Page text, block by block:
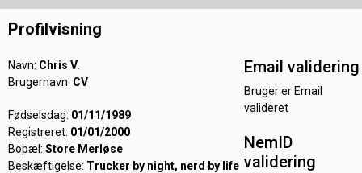
Profilvisning
Navn: Chris V.
Brugernavn: CV
Fødselsdag: 01/11/1989
Registreret: 01/01/2000
Bopæl: Store Merløse
Beskæftigelse: Trucker by night, nerd by life
Email validering
Bruger er Email
valideret
NemID
validering